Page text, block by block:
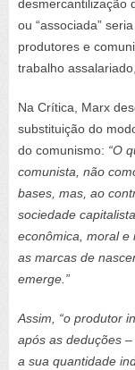
desmercantilização
ou “associada”
produtores e
trabalho
Na Crítica, Marx
substituição do
do comunismo: “O
comunista, não
bases, mas, ao
sociedade
econômica, moral e
as marcas de
emerge.”
Assim, “o produtor
após as deduções
a sua quantidade